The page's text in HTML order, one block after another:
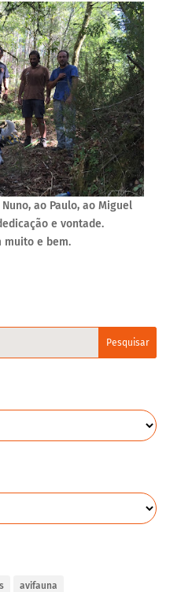
ao Paulo, ao Miguel
e vontade.
muito e bem.
avifauna